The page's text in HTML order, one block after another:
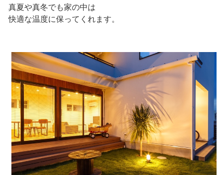
真夏や真冬でも家の中は
快適な温度に保ってくれます。